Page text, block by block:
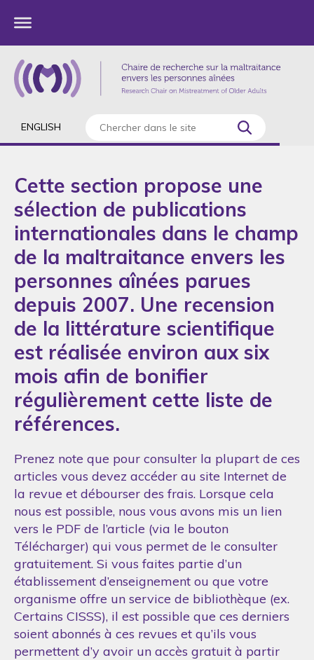
ENGLISH
Cette section propose une
sélection de publications
internationales dans le champ
de la maltraitance envers les
personnes aînées parues
depuis 2007. Une recension
de la littérature scientifique
est réalisée environ aux six
mois afin de bonifier
régulièrement cette liste de
références.
Prenez note que pour consulter la plupart de ces
articles vous devez accéder au site Internet de
la revue et débourser des frais. Lorsque cela
nous est possible, nous vous avons mis un lien
vers le PDF de l’article (via le bouton
Télécharger) qui vous permet de le consulter
gratuitement. Si vous faites partie d’un
établissement d’enseignement ou que votre
organisme offre un service de bibliothèque (ex.
Certains CISSS), il est possible que ces derniers
soient abonnés à ces revues et qu’ils vous
permettent d’y avoir un accès gratuit à partir